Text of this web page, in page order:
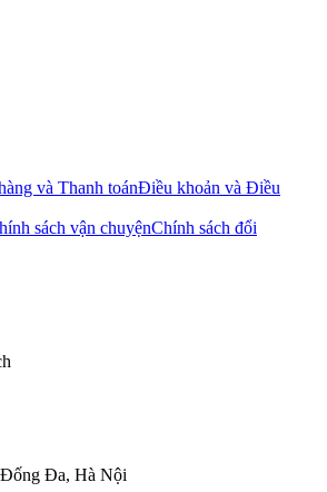
và Thanh toánĐiều khoản và Điều
sách vận chuyệnChính sách đổi
Đa, Hà Nội